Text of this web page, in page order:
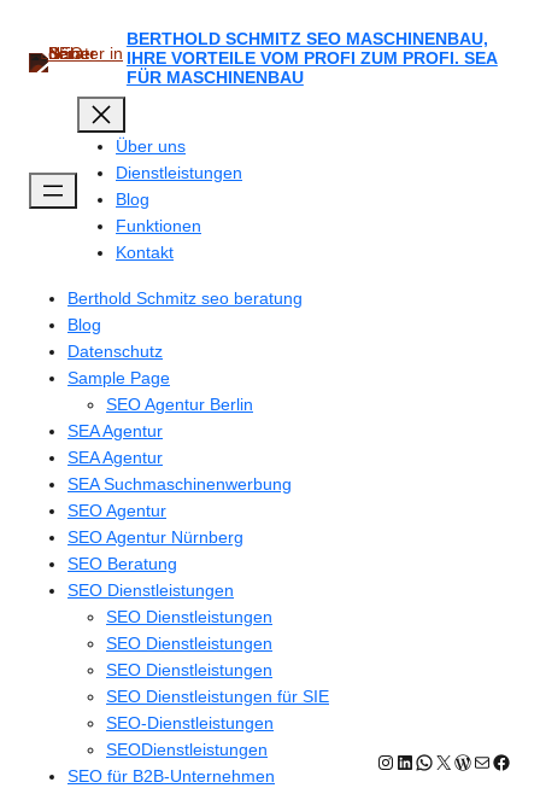
springen
BERTHOLD SCHMITZ SEO MASCHINENBAU,
IHRE VORTEILE VOM PROFI ZUM PROFI. SEA
FÜR MASCHINENBAU
Über uns
Dienstleistungen
Blog
Funktionen
Kontakt
Berthold Schmitz seo beratung
Blog
Datenschutz
Sample Page
SEO Agentur Berlin
SEA Agentur
SEA Agentur
SEA Suchmaschinenwerbung
SEO Agentur
SEO Agentur Nürnberg
SEO Beratung
SEO Dienstleistungen
SEO Dienstleistungen
SEO Dienstleistungen
SEO Dienstleistungen
SEO Dienstleistungen für SIE
SEO-Dienstleistungen
SEODienstleistungen
SEO für B2B-Unternehmen
Instagram
LinkedIn
WhatsApp
X E-Mail